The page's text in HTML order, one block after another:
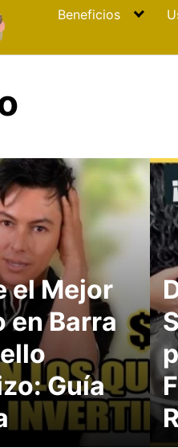
Beneficios
el Mejor
en Barra
Guía